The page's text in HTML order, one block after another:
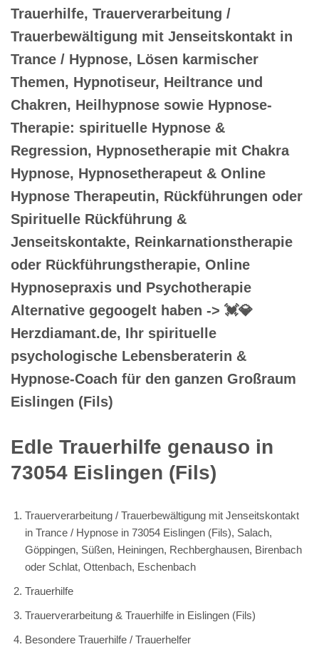
Trauerhilfe, Trauerverarbeitung /
Trauerbewältigung mit Jenseitskontakt in
Trance / Hypnose, Lösen karmischer
Themen, Hypnotiseur, Heiltrance und
Chakren, Heilhypnose sowie Hypnose-
Therapie: spirituelle Hypnose &
Regression, Hypnosetherapie mit Chakra
Hypnose, Hypnosetherapeut & Online
Hypnose Therapeutin, Rückführungen oder
Spirituelle Rückführung &
Jenseitskontakte, Reinkarnationstherapie
oder Rückführungstherapie, Online
Hypnosepraxis und Psychotherapie
Alternative gegoogelt haben -> 💓️💎
Herzdiamant.de, Ihr spirituelle
psychologische Lebensberaterin &
Hypnose-Coach für den ganzen Großraum
Eislingen (Fils)
Edle Trauerhilfe genauso in
73054 Eislingen (Fils)
Trauerverarbeitung / Trauerbewältigung mit Jenseitskontakt
in Trance / Hypnose in 73054 Eislingen (Fils), Salach,
Göppingen, Süßen, Heiningen, Rechberghausen, Birenbach
oder Schlat, Ottenbach, Eschenbach
Trauerhilfe
Trauerverarbeitung & Trauerhilfe in Eislingen (Fils)
Besondere Trauerhilfe / Trauerhelfer